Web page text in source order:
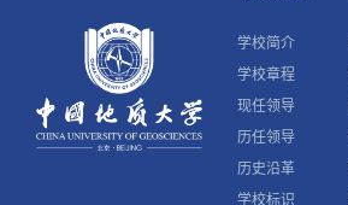
学校简介
学校章程
现任领导
历任领导
历史沿革
学校标识